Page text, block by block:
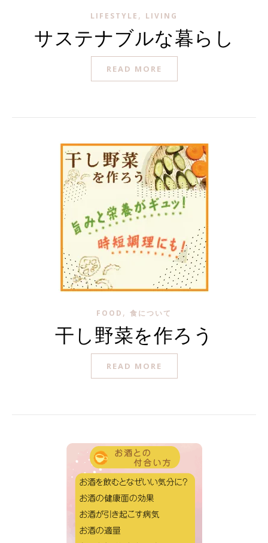
LIFESTYLE , LIVING
サステナブルな暮らし
READ MORE
FOOD , 食について
干し野菜を作ろう
READ MORE